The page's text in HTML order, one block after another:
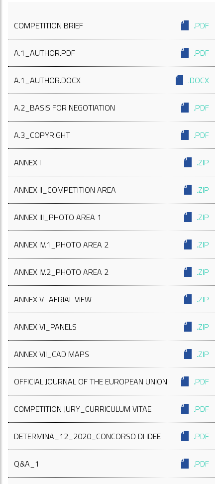
COMPETITION BRIEF .PDF
A.1_AUTHOR.PDF .PDF
A.1_AUTHOR.DOCX .DOCX
A.2_BASIS FOR NEGOTIATION .PDF
A.3_COPYRIGHT .PDF
ANNEX I .ZIP
ANNEX II_COMPETITION AREA .ZIP
ANNEX III_PHOTO AREA 1 .ZIP
ANNEX IV.1_PHOTO AREA 2 .ZIP
ANNEX IV.2_PHOTO AREA 2 .ZIP
ANNEX V_AERIAL VIEW .ZIP
ANNEX VI_PANELS .ZIP
ANNEX VII_CAD MAPS .ZIP
OFFICIAL JOURNAL OF THE EUROPEAN UNION .PDF
COMPETITION JURY_CURRICULUM VITAE .PDF
DETERMINA_12_2020_CONCORSO DI IDEE .PDF
Q&A_1 .PDF